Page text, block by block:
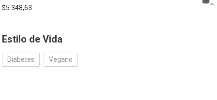
$5.348,63
Estilo de Vida
Diabetes Vegano